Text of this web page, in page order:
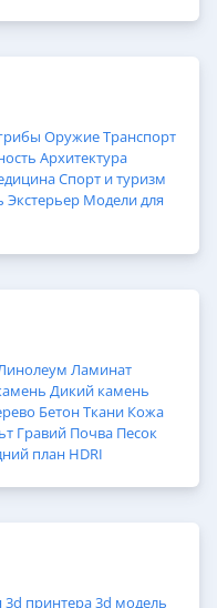
ОружиеТранспорт
Архитектура
Спорт и туризм
Экстерьер Модели для
Ламинат
Дикий камень
БетонТкани Кожа
Гравий Почва Песок
план HDRI
3d принтера3d модель